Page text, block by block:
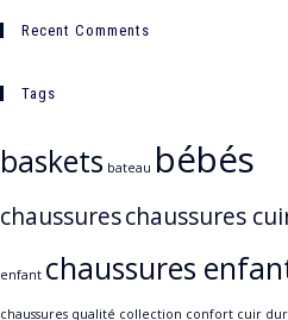
Recent Comments
Tags
baskets bateau bébés
chaussureschaussures
enfant chaussures
chaussures qualité collection confort cuir